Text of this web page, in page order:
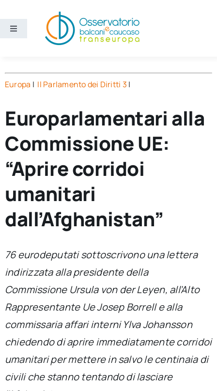
contenuto
Toggle
Temi
Ricerca e divulgazione
Sezioni
Chi siamo
Cerca
per:
Newsletter
Europa | Il Parlamento dei Diritti 3 |
Europarlamentari alla
Commissione UE:
“Aprire corridoi
umanitari
dall’Afghanistan”
76 eurodeputati sottoscrivono una lettera
indirizzata alla presidente della
Commissione Ursula von der Leyen, all’Alto
Rappresentante Ue Josep Borrell e alla
commissaria affari interni Ylva Johansson
chiedendo di aprire immediatamente corridoi
umanitari per mettere in salvo le centinaia di
civili che stanno tentando di lasciare